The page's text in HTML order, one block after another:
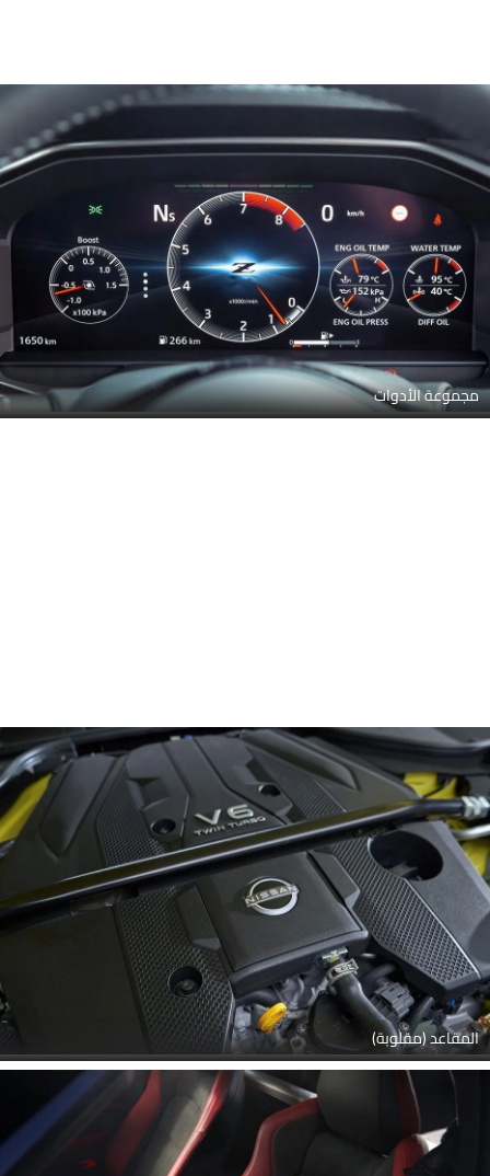
مجموعة الأدوات
المقاعد (مقلوبة)